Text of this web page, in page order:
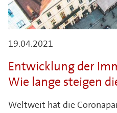
19.04.2021
Entwicklung der
Wie lange steigen
Weltweit hat die